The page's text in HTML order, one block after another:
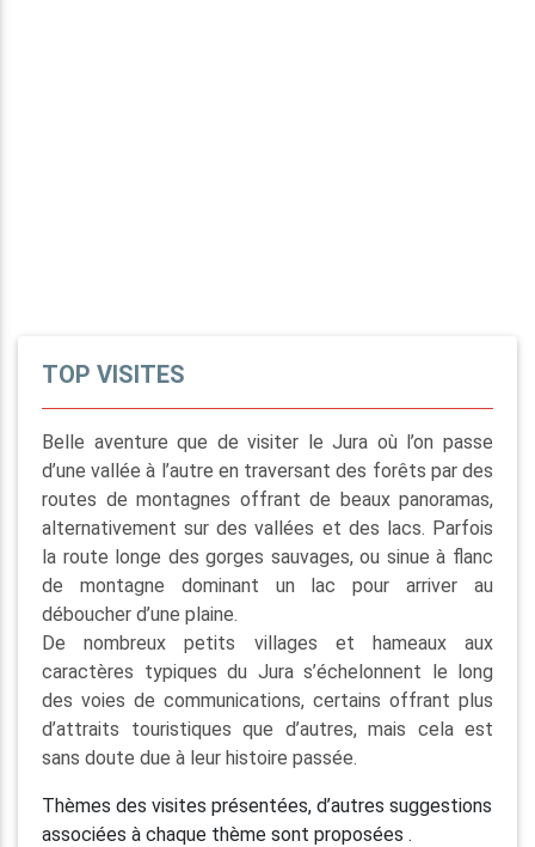
TOP VISITES
Belle aventure que de visiter le Jura où l’on passe
d’une vallée à l’autre en traversant des forêts par des
routes de montagnes offrant de beaux panoramas,
alternativement sur des vallées et des lacs. Parfois
la route longe des gorges sauvages, ou sinue à flanc
de montagne dominant un lac pour arriver au
déboucher d’une plaine.
De nombreux petits villages et hameaux aux
caractères typiques du Jura s’échelonnent le long
des voies de communications, certains offrant plus
d’attraits touristiques que d’autres, mais cela est
sans doute due à leur histoire passée.
Thèmes des visites présentées, d’autres suggestions
associées à chaque thème sont proposées .